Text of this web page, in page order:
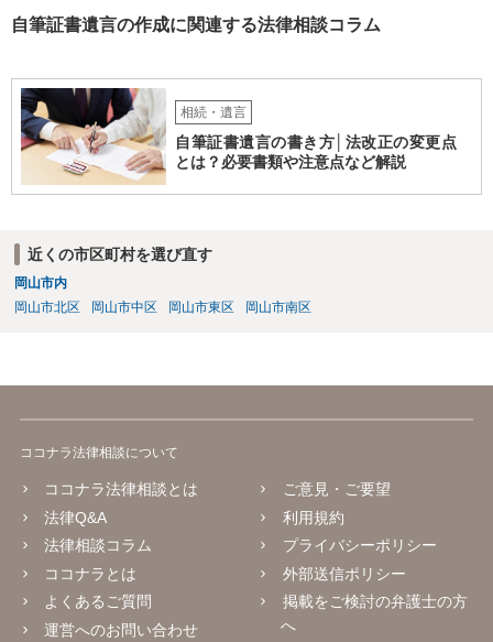
自筆証書遺言の作成に関連する法律相談コラム
相続・遺言
自筆証書遺言の書き方│法改正の変更点
とは？必要書類や注意点など解説
近くの市区町村を選び直す
岡山市内
岡山市北区
岡山市中区 岡山市東区 岡山市南区
ココナラ法律相談について
ココナラ法律相談とは
法律Q&A
法律相談コラム
ココナラとは
よくあるご質問
運営へのお問い合わせ
ご意見・ご要望
利用規約
プライバシーポリシー
外部送信ポリシー
掲載をご検討の弁護士の方
へ